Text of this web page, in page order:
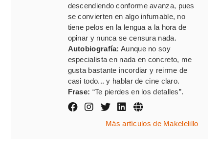
descendiendo conforme avanza, pues
se convierten en algo infumable, no
tiene pelos en la lengua a la hora de
opinar y nunca se censura nada.
Autobiografía: Aunque no soy
especialista en nada en concreto, me
gusta bastante incordiar y reirme de
casi todo... y hablar de cine claro.
Frase: “Te pierdes en los detalles”.
Más artículos de Makelelillo